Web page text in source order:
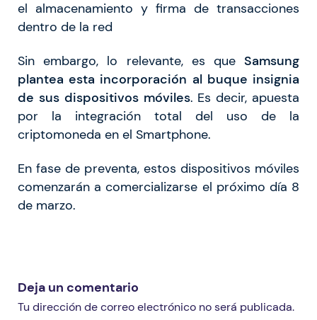
el almacenamiento y firma de transacciones
dentro de la red
Sin embargo, lo relevante, es que Samsung
plantea esta incorporación al buque insignia
de sus dispositivos móviles. Es decir, apuesta
por la integración total del uso de la
criptomoneda en el Smartphone.
En fase de preventa, estos dispositivos móviles
comenzarán a comercializarse el próximo día 8
de marzo.
Deja un comentario
Tu dirección de correo electrónico no será publicada.